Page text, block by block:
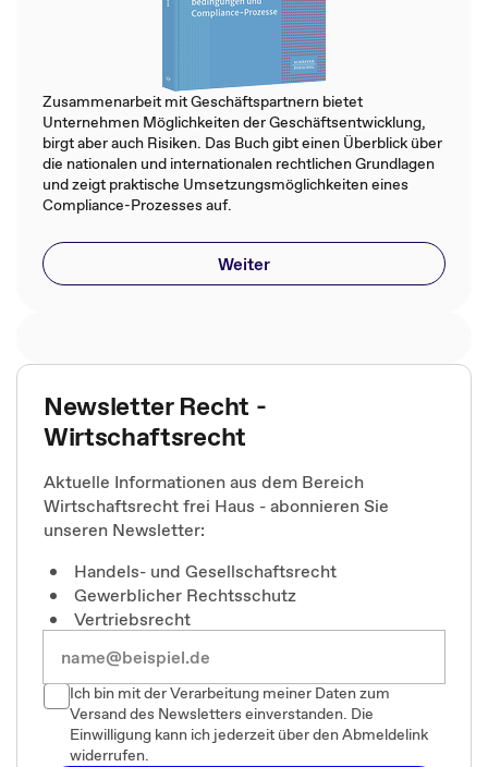
Zusammenarbeit mit Geschäftspartnern bietet
Unternehmen Möglichkeiten der Geschäftsentwicklung,
birgt aber auch Risiken. Das Buch gibt einen Überblick über
die nationalen und internationalen rechtlichen Grundlagen
und zeigt praktische Umsetzungsmöglichkeiten eines
Compliance-Prozesses auf.
Weiter
Newsletter Recht -
Wirtschaftsrecht
Aktuelle Informationen aus dem Bereich
Wirtschaftsrecht frei Haus - abonnieren Sie
unseren Newsletter:
Handels- und Gesellschaftsrecht
Gewerblicher Rechtsschutz
Vertriebsrecht
Ich bin mit der Verarbeitung meiner Daten zum
Versand des Newsletters einverstanden. Die
Einwilligung kann ich jederzeit über den Abmeldelink
widerrufen.